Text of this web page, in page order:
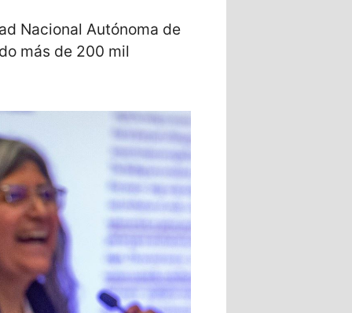
Nacional Autónoma de
más de 200 mil